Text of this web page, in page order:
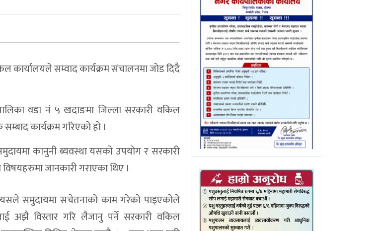
कार्यालयले सम्वाद कार्यक्रम संचालनमा जाेड दिदै
वडा नं ५ खदाङमा जिल्ला सरकारी वकिल
कार्यक्रम गरिएकाे हाे ।
कानुनी ब्यवस्था यसकाे उपयाेग र सरकारी
जानकारी गराएका थिए ।
यसले समुदायमा सचेतनाकाे काम गरेकाे पाइएकाेले
अझै विस्तार गरि लैजानु पर्ने सरकारी वकिल